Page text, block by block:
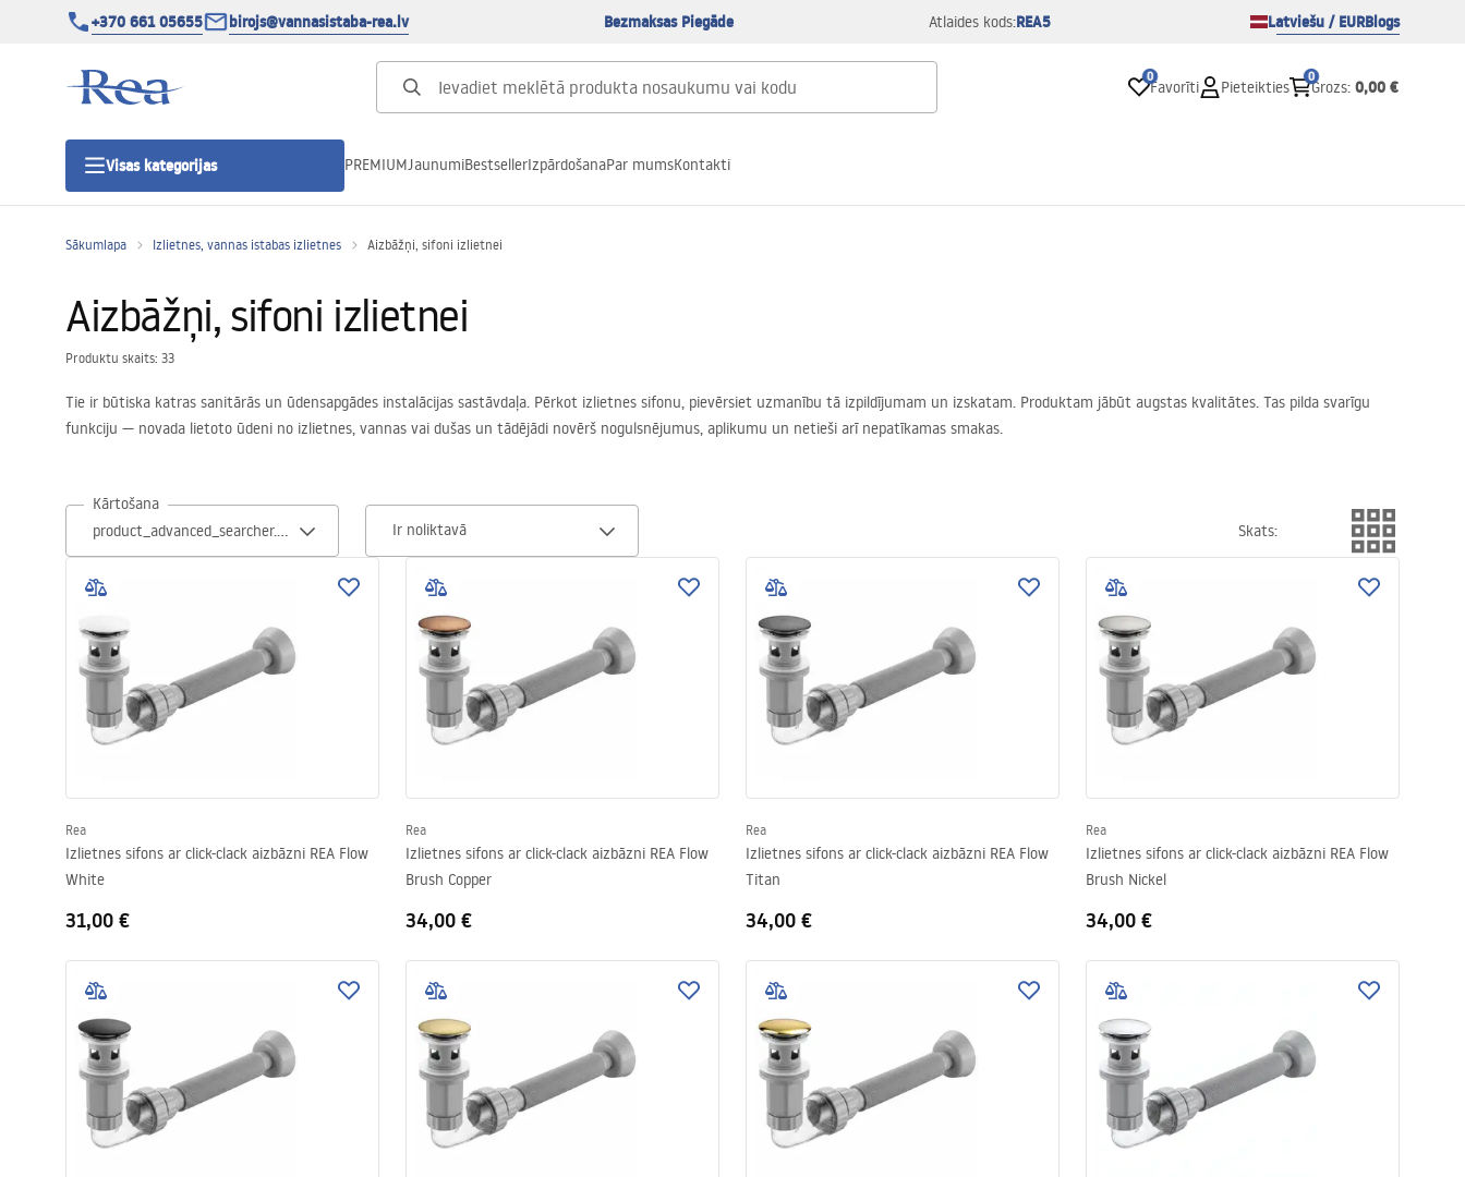
+370 661 05655 birojs@vannasistaba-rea.lv Bezmaksas Piegāde Atlaides kods:REA5 Latviešu / EURBlogs
0
Favorīti Pieteikties
0
Grozs: 0,00 €
Visas kategorijas
Dušas durvis
Tualetes
Vannas un ekrāni
Vannas istabas jaucējkrāni
PREMIUMJaunumiBestsellerIzpārdošanaPar mumsKontakti
Sākumlapa Izlietnes, vannas istabas izlietnes Aizbāžņi, sifoni izlietnei
Aizbāžņi, sifoni izlietnei
Produktu skaits: 33
Tie ir būtiska katras sanitārās un ūdensapgādes instalācijas sastāvdaļa. Pērkot izlietnes sifonu, pievērsiet uzmanību tā izpildījumam un izskatam. Produktam jābūt augstas kvalitātes. Tas pilda svarīgu
funkciju — novada lietoto ūdeni no izlietnes, vannas vai dušas un tādējādi novērš nogulsnējumus, aplikumu un netieši arī nepatīkamas smakas.
Kārtošana
Ir noliktavā
Skats:
Rea
Izlietnes sifons ar click-clack aizbāzni REA Flow
White
31,00 €
Rea
Izlietnes sifons ar click-clack aizbāzni REA Flow
Brush Copper
34,00 €
Rea
Izlietnes sifons ar click-clack aizbāzni REA Flow
Titan
34,00 €
Rea
Izlietnes sifons ar click-clack aizbāzni REA Flow
Brush Nickel
34,00 €